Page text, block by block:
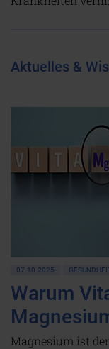
Aktuelles &
07.10.2025
Warum
Magnesium ist